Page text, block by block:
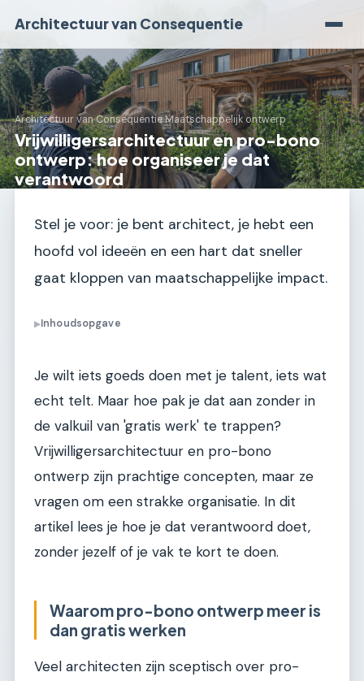
Architectuur van Consequentie
Architectuur van Consequentie›Maatschappelijk ontwerp
Vrijwilligersarchitectuur en pro-bono
ontwerp: hoe organiseer je dat
verantwoord
Stel je voor: je bent architect, je hebt een
hoofd vol ideeën en een hart dat sneller
gaat kloppen van maatschappelijke impact.
▶Inhoudsopgave
Je wilt iets goeds doen met je talent, iets wat
echt telt. Maar hoe pak je dat aan zonder in
de valkuil van 'gratis werk' te trappen?
Vrijwilligersarchitectuur en pro-bono
ontwerp zijn prachtige concepten, maar ze
vragen om een strakke organisatie. In dit
artikel lees je hoe je dat verantwoord doet,
zonder jezelf of je vak te kort te doen.
Waarom pro-bono ontwerp meer is
dan gratis werken
Veel architecten zijn sceptisch over pro-